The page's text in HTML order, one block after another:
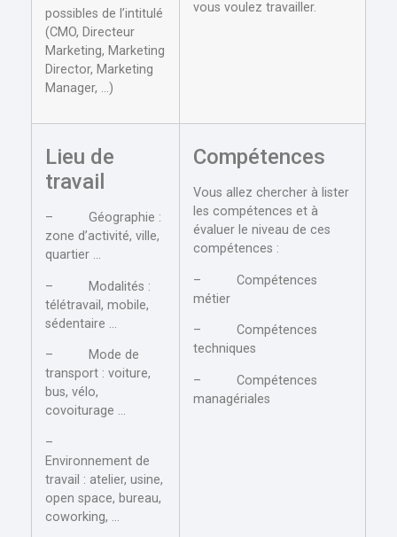
possibles de l’intitulé
(CMO, Directeur
Marketing, Marketing
Director, Marketing
Manager, …)
vous voulez travailler.
Lieu de
travail
– Géographie :
zone d’activité, ville,
quartier …
– Modalités :
télétravail, mobile,
sédentaire …
– Mode de
transport : voiture,
bus, vélo,
covoiturage …
–
Environnement de
travail : atelier, usine,
open space, bureau,
coworking, …
Compétences
Vous allez chercher à lister
les compétences et à
évaluer le niveau de ces
compétences :
– Compétences
métier
– Compétences
techniques
– Compétences
managériales